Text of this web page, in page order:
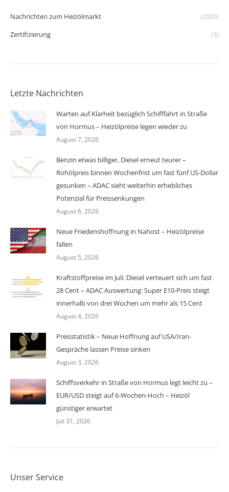
Nachrichten zum Heizölmarkt
(2000)
Zertifizierung
(3)
Letzte Nachrichten
Warten auf Klarheit bezüglich Schifffahrt in Straße
von Hormus – Heizölpreise legen wieder zu
August 7, 2026
Benzin etwas billiger, Diesel erneut teurer –
Rohölpreis binnen Wochenfrist um fast fünf US-Dollar
gesunken – ADAC sieht weiterhin erhebliches
Potenzial für Preissenkungen
August 6, 2026
Neue Friedenshoffnung in Nahost – Heizölpreise
fallen
August 5, 2026
Kraftstoffpreise im Juli: Diesel verteuert sich um fast
28 Cent – ADAC Auswertung: Super E10-Preis steigt
innerhalb von drei Wochen um mehr als 15 Cent
August 4, 2026
Preisstatistik – Neue Hoffnung auf USA/Iran-
Gespräche lassen Preise sinken
August 3, 2026
Schiffsverkehr in Straße von Hormus legt leicht zu –
EUR/USD steigt auf 6-Wochen-Hoch – Heizöl
günstiger erwartet
Juli 31, 2026
Unser Service